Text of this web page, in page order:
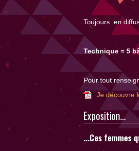
Toujours en
Technique = 5
Pour tout
Je découvre
Exposition...
...Ces